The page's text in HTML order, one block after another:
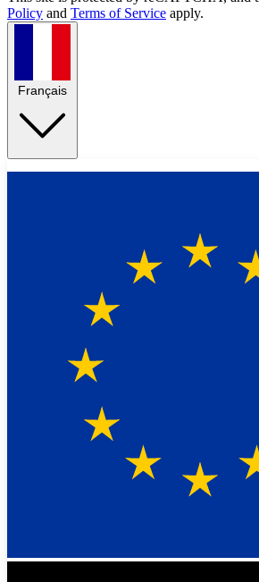
Policy and Terms of Service apply.
Français